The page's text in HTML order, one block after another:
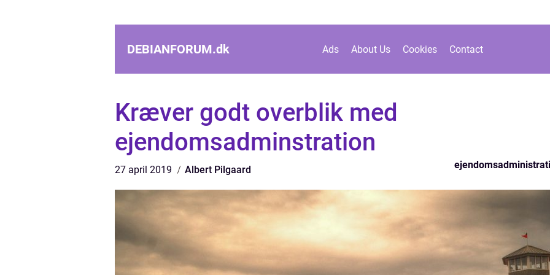
DEBIANFORUM.dk Ads About Us Cookies Contact
Kræver godt overblik med
ejendomsadminstration
27 april 2019 Albert Pilgaard